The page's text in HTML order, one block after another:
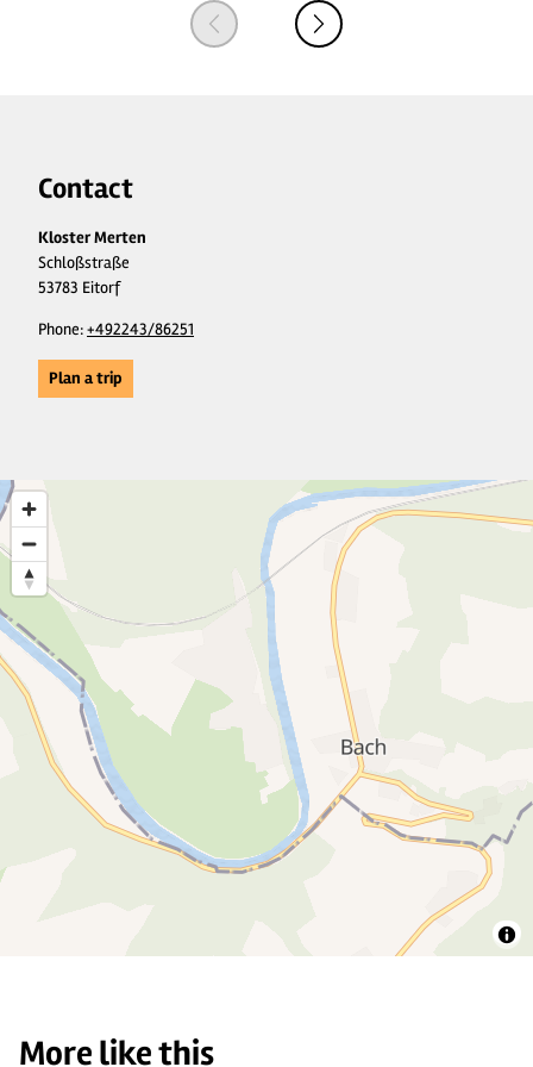
Contact
Kloster Merten
Schloßstraße
53783 Eitorf
Phone:+492243/86251
Plan a trip
More like this